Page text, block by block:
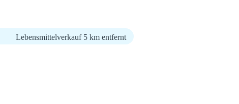
Lebensmittelverkauf 5 km entfernt